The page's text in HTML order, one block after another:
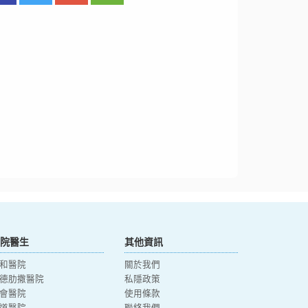
醫生
醫院
肋撒醫院
醫院
其他資訊
關於我們
私隱政策
使用條款